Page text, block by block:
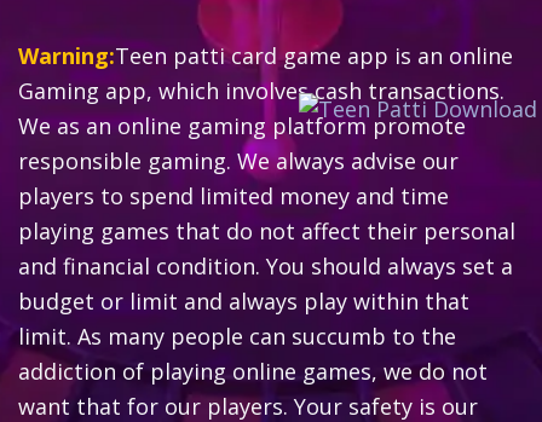
Warning:Teen patti card game app is an online
Gaming app, which involves cash transactions.
We as an online gaming platform promote
responsible gaming. We always advise our
players to spend limited money and time
playing games that do not affect their personal
and financial condition. You should always set a
budget or limit and always play within that
limit. As many people can succumb to the
addiction of playing online games, we do not
want that for our players. Your safety is our